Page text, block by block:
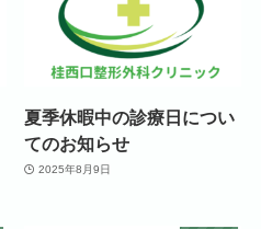
夏季休暇中の診療日につい
てのお知らせ
2025年8月9日